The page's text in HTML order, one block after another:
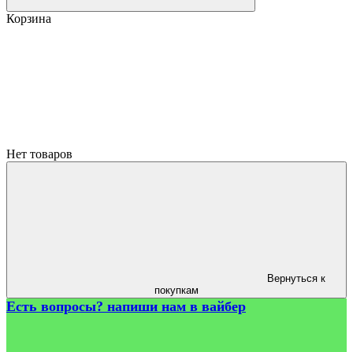
Корзина
Нет товаров
Вернуться к
покупкам
Есть вопросы? напиши нам в вайбер